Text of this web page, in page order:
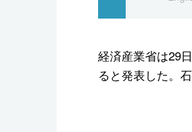
経済産業省は29
ると発表した。